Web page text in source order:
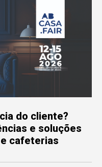
do cliente?
e soluções
cafeterias